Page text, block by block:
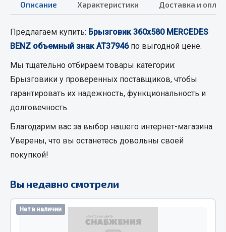
Технические жидкости
Болты
Гайки
Пресс-масленки
Пробки
Пружины
Описание Характеристики Доставка и
Предлагаем купить: Брызговик 360х580 MERCEDES
BENZ объемный знак АТ37946по выгодной цене.
Мы тщательно отбираем товары категории:
Брызговики у проверенных поставщиков, чтобы
гарантировать их надежность, функциональность и
долговечность.
Благодарим вас за выбор нашего интернет-магазина.
Уверены, что вы останетесь довольны своей
покупкой!
Вы недавно смотрели
Нет в наличии